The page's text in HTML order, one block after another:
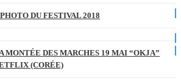
DU FESTIVAL 2018
MONTÉE DES MARCHES 19 MAI “OKJA”
(CORÉE)